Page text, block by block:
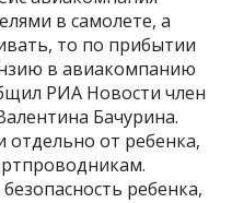
в самолете, а
то по прибытии
в авиакомпанию
РИА Новости член
Бачурина.
отдельно от ребенка,
ребенка,